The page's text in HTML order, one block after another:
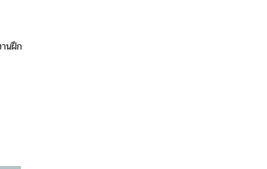
นฝึก